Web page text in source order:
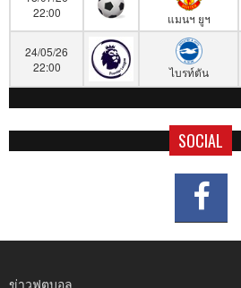
22:00
แมนฯ ยูฯ
24/05/26
22:00
ไบรท์ตัน
SOCIAL
ข่าวฟุตบอล